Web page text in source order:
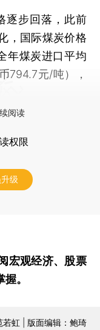
步回落，此前
，国际煤炭价格
年煤炭进口平均
794.7元/吨），
阅读
权限
级
宏观经济、股票
。
若虹 | 版面编辑：鲍琦